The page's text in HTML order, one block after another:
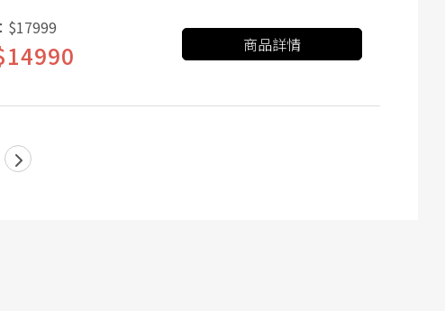
$17999
商品詳情